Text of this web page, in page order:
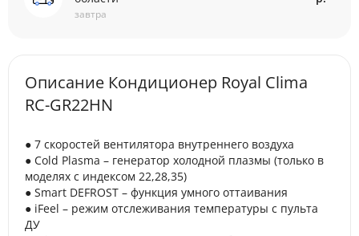
завтра
Описание Кондиционер Royal Clima
RC-GR22HN
● 7 скоростей вентилятора внутреннего воздуха
● Cold Plasma – генератор холодной плазмы (только в
моделях с индексом 22,28,35)
● Smart DEFROST – функция умного оттаивания
● iFeel – режим отслеживания температуры с пульта
ДУ